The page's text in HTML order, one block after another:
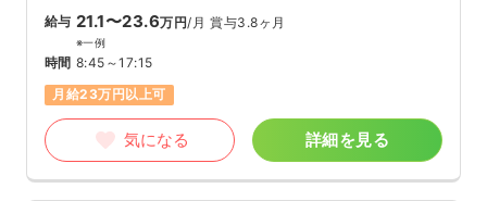
給与 21.1〜23.6万円/月 賞与3.8ヶ月
※一例
時間 8:45～17:15
月給23万円以上可
気になる 詳細を見る